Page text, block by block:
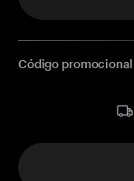
Código promocional